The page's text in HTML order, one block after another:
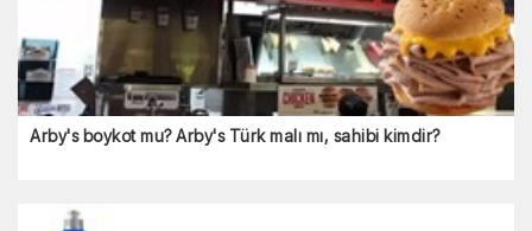
Arby's boykot mu? Arby's Türk malı mı, sahibi kimdir?